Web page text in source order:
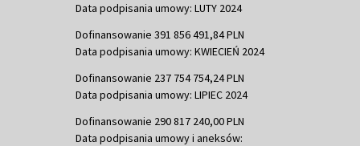
Data podpisania umowy: LUTY 2024
Dofinansowanie 391 856 491,84 PLN
Data podpisania umowy: KWIECIEŃ 2024
Dofinansowanie 237 754 754,24 PLN
Data podpisania umowy: LIPIEC 2024
Dofinansowanie 290 817 240,00 PLN
Data podpisania umowy i aneksów: